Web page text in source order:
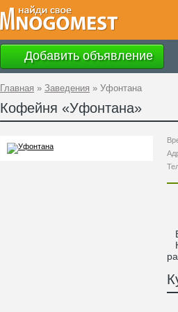
Добавить объявление
Главная » Заведения » Уфонтана
Кофейня «Уфонтана»